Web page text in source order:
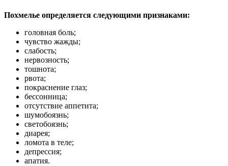
Похмелье определяется следующими признаками:
головная боль;
чувство жажды;
слабость;
нервозность;
тошнота;
рвота;
покраснение глаз;
бессонница;
отсутствие аппетита;
шумобоязнь;
светобоязнь;
диарея;
ломота в теле;
депрессия;
апатия.